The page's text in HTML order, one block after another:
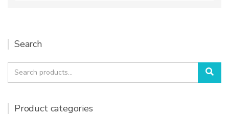
Search
Search
for:
Product categories